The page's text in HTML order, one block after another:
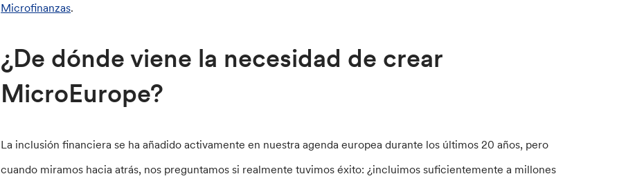
Microfinanzas.
¿De dónde viene la necesidad de crear
MicroEurope?
La inclusión financiera se ha añadido activamente en nuestra agenda europea durante los últimos 20 años, pero
cuando miramos hacia atrás, nos preguntamos si realmente tuvimos éxito: ¿incluimos suficientemente a millones